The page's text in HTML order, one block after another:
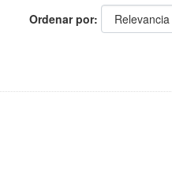
Ordenar por